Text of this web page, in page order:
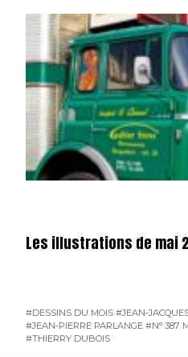
Les illustrations de mai
#DESSINS DU MOIS #JEAN-
#JEAN-PIERRE PARLANGE #N° 387
#THIERRY DUBOIS